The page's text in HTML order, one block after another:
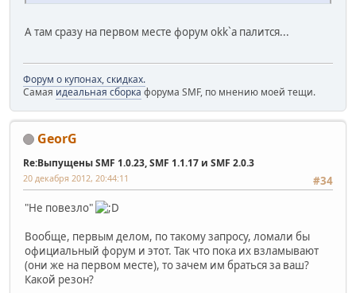
А там сразу на первом месте форум okk`а палится...
Форум о купонах, скидках.
Самая идеальная сборка форума SMF, по мнению моей тещи.
GeorG
Re:Выпущены SMF 1.0.23, SMF 1.1.17 и SMF 2.0.3
#34
20 декабря 2012, 20:44:11
"Не повезло"
Вообще, первым делом, по такому запросу, ломали бы
официальный форум и этот. Так что пока их взламывают
(они же на первом месте), то зачем им браться за ваш?
Какой резон?